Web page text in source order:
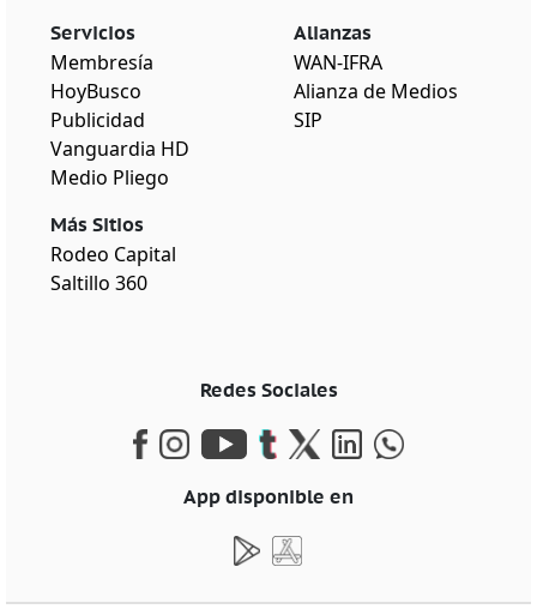
Servicios
Membresía
HoyBusco
Publicidad
Vanguardia HD
Medio Pliego
Más Sitios
Rodeo Capital
Saltillo 360
Alianzas
WAN-IFRA
Alianza de Medios
SIP
Redes Sociales
App disponible en